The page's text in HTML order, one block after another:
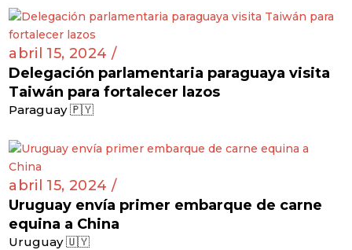
abril 15, 2024 /
Delegación parlamentaria paraguaya visita
Taiwán para fortalecer lazos
Paraguay 🇵🇾
abril 15, 2024 /
Uruguay envía primer embarque de carne
equina a China
Uruguay 🇺🇾